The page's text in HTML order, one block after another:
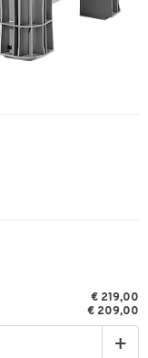
€ 219,00
€ 209,00
+